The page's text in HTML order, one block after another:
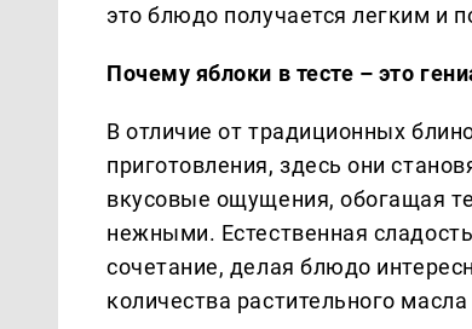
это блюдо получается легким и
Почему яблоки в тесте – это
В отличие от традиционных
приготовления, здесь они
вкусовые ощущения, обогащая
нежными. Естественная
сочетание, делая блюдо
количества растительного